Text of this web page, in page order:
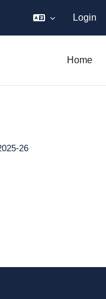
Login
Home
26